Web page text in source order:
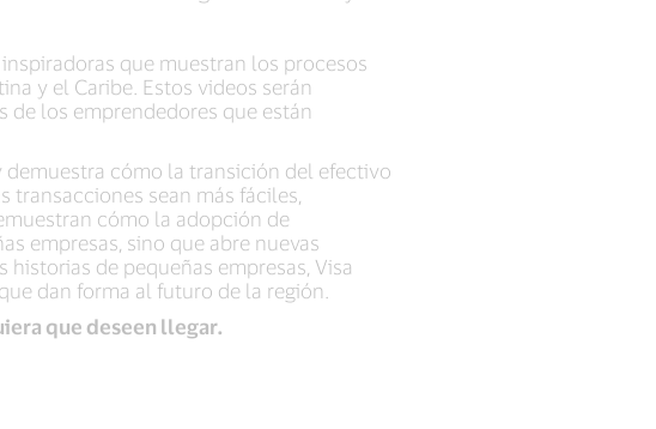
que muestran los procesos
y el Caribe. Estos videos serán
de los emprendedores que están
demuestra cómo la transición del efectivo
sean más fáciles,
cómo la adopción de
empresas, sino que abre nuevas
de pequeñas empresas, Visa
dan forma al futuro de la región.
que deseen llegar.